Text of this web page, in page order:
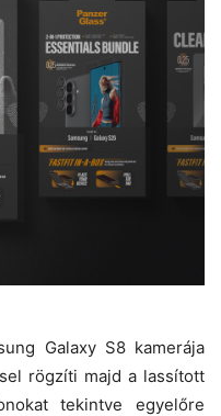
Galaxy S8 kamerája
rögzíti majd a lassított
tekintve egyelőre